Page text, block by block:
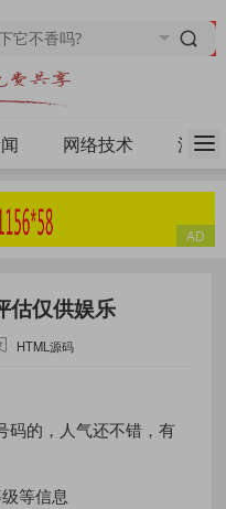
网络技术 源码
估仅供娱乐
HTML源码
码的，人气还不错，有
等信息